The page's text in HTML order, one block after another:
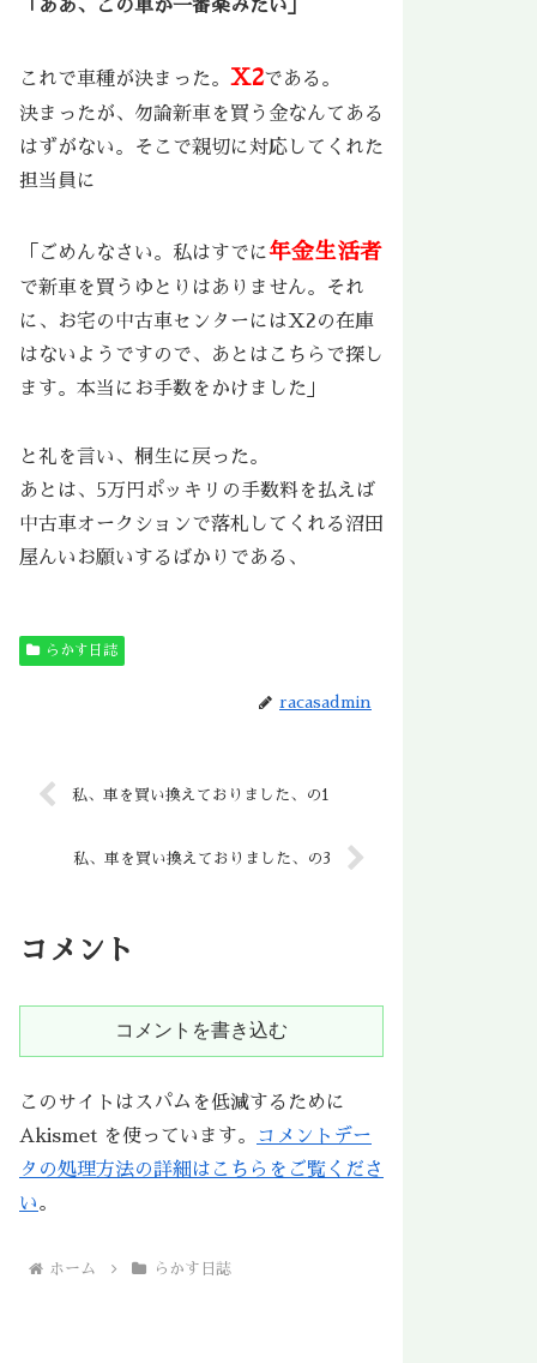
「ああ、この車が一番楽みたい」
これで車種が決まった。 X2である。
決まったが、勿論新車を買う金なんてある
はずがない。そこで親切に対応してくれた
担当員に
「ごめんなさい。私はすでに年金生活者
で新車を買うゆとりはありません。それ
に、お宅の中古車センターにはX2の在庫
はないようですので、あとはこちらで探し
ます。本当にお手数をかけました」
と礼を言い、桐生に戻った。
あとは、5万円ポッキリの手数料を払えば
中古車オークションで落札してくれる沼田
屋んいお願いするばかりである、
らかす日誌
racasadmin
私、車を買い換えておりました、の1
私、車を買い換えておりました、の3
コメント
コメントを書き込む
このサイトはスパムを低減するために
Akismet を使っています。
コメントデー
タの処理方法の詳細はこちらをご覧くださ
い。
ホーム らかす日誌